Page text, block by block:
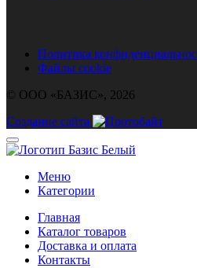
Политика
Файлы cookie
© ООО «БАЗИС», 2026
Создание сайта
Меню
Категории
Главная
Каталог товаров
Доставка и оплата
Контакты